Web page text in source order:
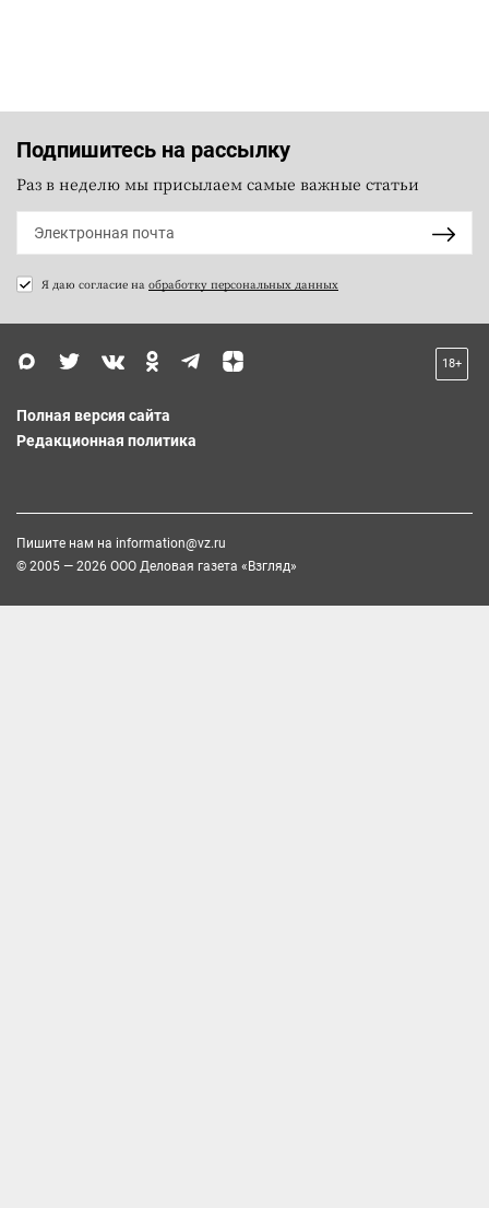
Подпишитесь на рассылку
Раз в неделю мы присылаем самые важные статьи
Я даю согласие на обработку персональных данных
18+
Полная версия сайта
Редакционная политика
Пишите нам на information@vz.ru
© 2005 — 2026 ООО Деловая газета «Взгляд»